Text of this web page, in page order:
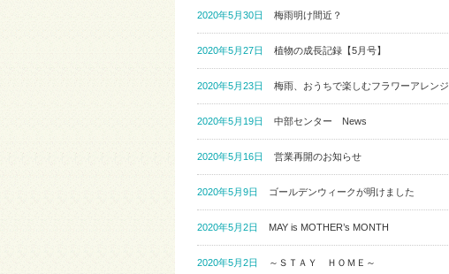
2020年5月30日 梅雨明け間近？
2020年5月27日 植物の成長記録【5月号】
2020年5月23日 梅雨、おうちで楽しむフラワーアレンジ
2020年5月19日 中部センター News
2020年5月16日 営業再開のお知らせ
2020年5月9日 ゴールデンウィークが明けました
2020年5月2日 MAY is MOTHER’s MONTH
2020年5月2日 ～ＳＴＡＹ ＨＯＭＥ～